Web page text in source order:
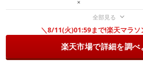
×
全部見る
＼8/11(火)01:59まで!楽天マラソ
楽天市場で詳細を調べ